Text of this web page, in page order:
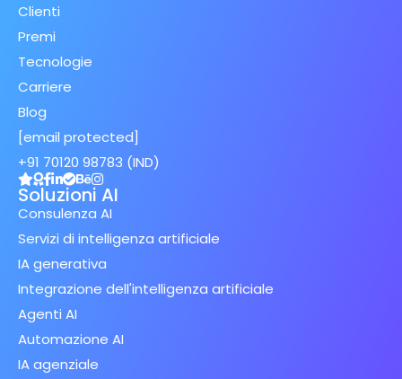
Clienti
Premi
Tecnologie
Carriere
Blog
[email protected]
+91 70120 98783 (IND)
Soluzioni AI
Consulenza AI
Servizi di intelligenza artificiale
IA generativa
Integrazione dell'intelligenza artificiale
Agenti AI
Automazione AI
IA agenziale